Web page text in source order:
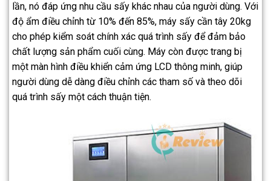
lần, nó đáp ứng nhu cầu sấy khác nhau của người dùng. Với
độ ẩm điều chỉnh từ 10% đến 85%, máy sấy cần tây 20kg
cho phép kiểm soát chính xác quá trình sấy để đảm bảo
chất lượng sản phẩm cuối cùng. Máy còn được trang bị
một màn hình điều khiển cảm ứng LCD thông minh, giúp
người dùng dễ dàng điều chỉnh các tham số và theo dõi
quá trình sấy một cách thuận tiện.